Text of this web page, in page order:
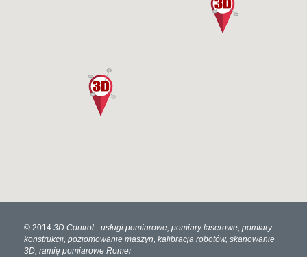
© 2014 3D Control - usługi pomiarowe, pomiary laserowe, pomiary
konstrukcji, poziomowanie maszyn, kalibracja robotów, skanowanie
3D, ramię pomiarowe Romer